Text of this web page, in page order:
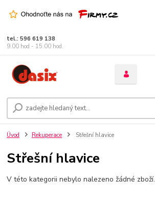
tel.: 596 619 138
9.00 hod - 15.00 hod.
Úvod Rekuperace Střešní hlavice
Střešní hlavice
V této kategorii nebylo nalezeno žádné zboží.